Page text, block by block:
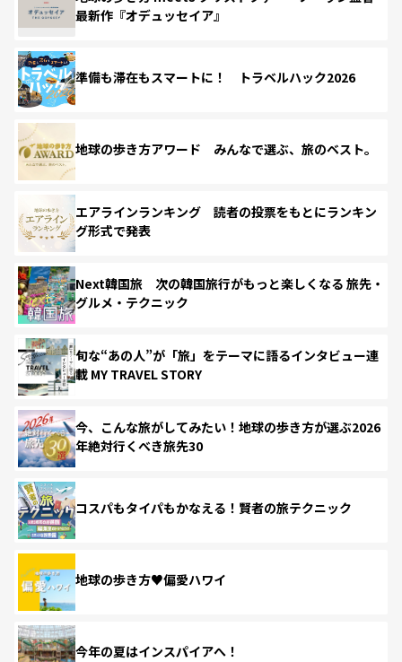
最新作『オデュッセイア』
準備も滞在もスマートに！ トラベルハック2026
地球の歩き方アワード みんなで選ぶ、旅のベスト。
エアラインランキング 読者の投票をもとにランキン
グ形式で発表
Next韓国旅 次の韓国旅行がもっと楽しくなる 旅先・
グルメ・テクニック
旬な“あの人”が「旅」をテーマに語るインタビュー連
載 MY TRAVEL STORY
今、こんな旅がしてみたい！地球の歩き方が選ぶ2026
年絶対行くべき旅先30
コスパもタイパもかなえる！賢者の旅テクニック
地球の歩き方♥偏愛ハワイ
今年の夏はインスパイアへ！